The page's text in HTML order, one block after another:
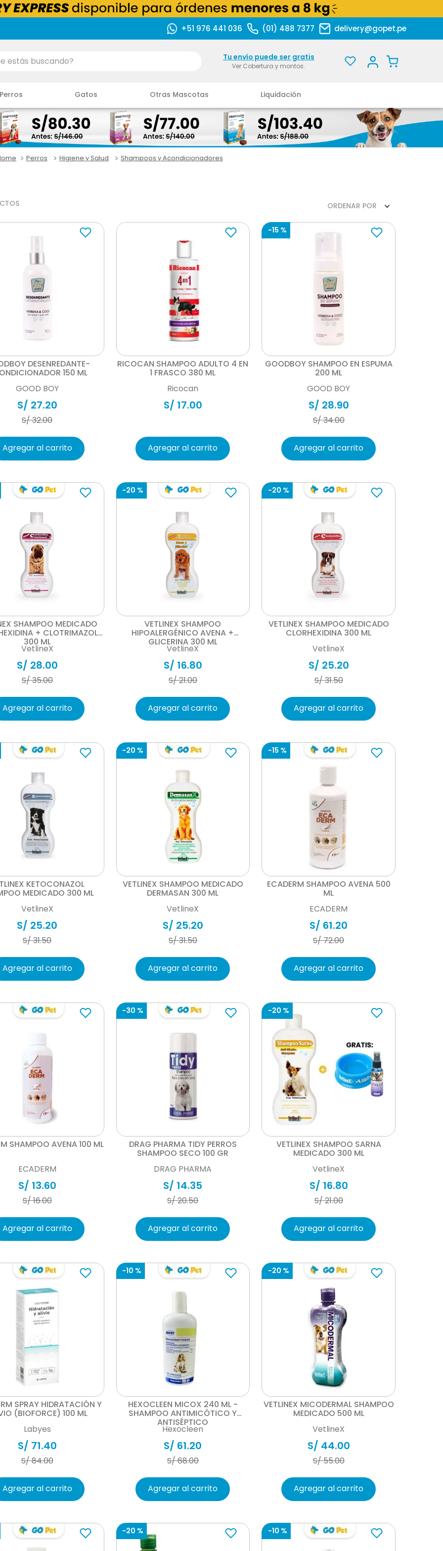
+51 976 441 036 (01) 488 7377 delivery@gopet.pe
buscando? Tu envío puede ser gratis
Ver Cobertura y montos.
Perros Gatos Otras Mascotas Liquidación
Perros Higiene y Salud Shampoos y Acondicionadores
ORDENAR POR
DESENREDANTE-
150 ML
GOOD BOY
S/ 27.20
S/32.00
Agregar al carrito
Vista rápida
RICOCAN SHAMPOO ADULTO 4 EN
1 FRASCO 380 ML
Ricocan
S/ 17.00
Agregar al carrito
-15 %
Vista rápida
GOODBOY SHAMPOO EN ESPUMA
200 ML
GOOD BOY
S/ 28.90
S/34.00
Agregar al carrito
SHAMPOO MEDICADO
+ CLOTRIMAZOL
300 ML
VetlineX
S/ 28.00
S/35.00
Agregar al carrito
-20 %
VETLINEX SHAMPOO
HIPOALERGÉNICO AVENA +
GLICERINA 300 ML
VetlineX
S/ 16.80
S/21.00
Agregar al carrito
-20 %
VETLINEX SHAMPOO MEDICADO
CLORHEXIDINA 300 ML
VetlineX
S/ 25.20
S/31.50
Agregar al carrito
KETOCONAZOL
MEDICADO 300 ML
VetlineX
S/ 25.20
S/31.50
Agregar al carrito
-20 %
Vista rápida
VETLINEX SHAMPOO MEDICADO
DERMASAN 300 ML
VetlineX
S/ 25.20
S/31.50
Agregar al carrito
-15 %
Vista rápida
ECADERM SHAMPOO AVENA 500
ML
ECADERM
S/ 61.20
S/72.00
Agregar al carrito
Vista rápida
SHAMPOO AVENA 100 ML
ECADERM
S/ 13.60
S/16.00
Agregar al carrito
-30 %
DRAG PHARMA TIDY PERROS
SHAMPOO SECO 100 GR
DRAG PHARMA
S/ 14.35
S/20.50
Agregar al carrito
-20 %
Vista rápida
VETLINEX SHAMPOO SARNA
MEDICADO 300 ML
VetlineX
S/ 16.80
S/21.00
Agregar al carrito
Vista rápida
SPRAY HIDRATACIÓN Y
(BIOFORCE) 100 ML
Labyes
S/ 71.40
S/84.00
Agregar al carrito
-10 %
Vista rápida
HEXOCLEEN MICOX 240 ML -
SHAMPOO ANTIMICÓTICO Y
ANTISÉPTICO
Hexocleen
S/ 61.20
S/68.00
Agregar al carrito
-20 %
Vista rápida
VETLINEX MICODERMAL SHAMPOO
MEDICADO 500 ML
VetlineX
S/ 44.00
S/55.00
Agregar al carrito
-20 % -10 %